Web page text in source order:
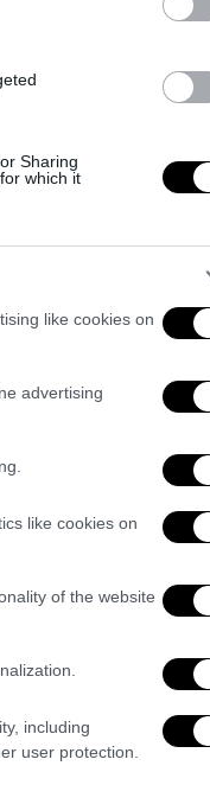
Sharing
which it
like cookies on
advertising
like cookies on
of the website
including
user protection.